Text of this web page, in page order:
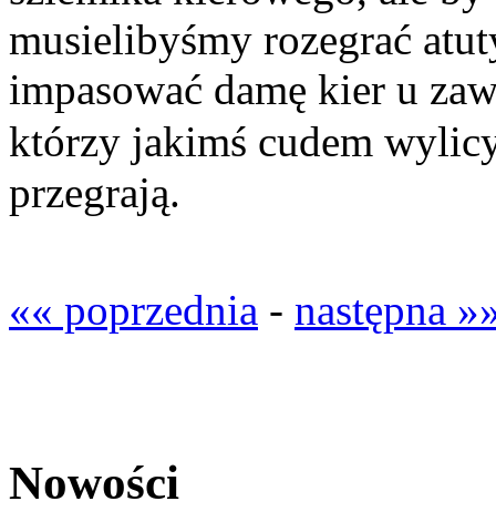
musielibyśmy rozegrać
impasować damę kier u
którzy jakimś cudem
przegrają.
«« poprzednia - następna
Nowości